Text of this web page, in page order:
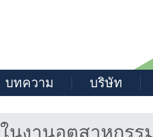
บทความ บริษัท
นงานอุตสาหกรร